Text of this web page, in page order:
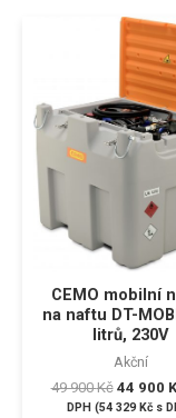
CEMO mobilní
na naftu DT-
litrů, 230V
Akční
49 900Kč 44 900
DPH (54 329Kčs